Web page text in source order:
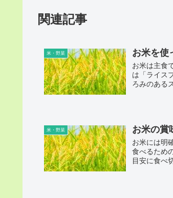
関連記事
米・野菜 お米を使
お米は主食
は「ライス
ろみのある
米・野菜 お米の賞
お米には明
食べるため
目安に食べ